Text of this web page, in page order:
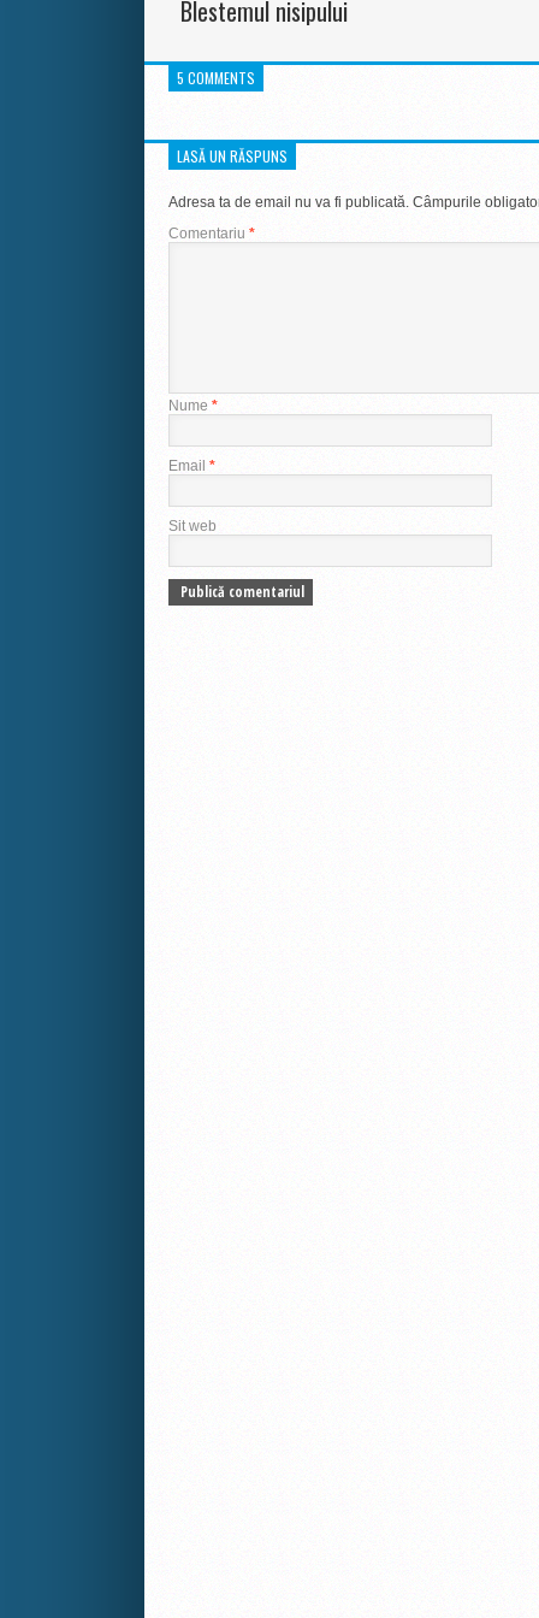
Blestemul nisipului
5 COMMENTS
LASĂ UN RĂSPUNS
Adresa ta de email nu va fi publicată. Câmpurile
Comentariu *
Nume *
Email *
Sit web